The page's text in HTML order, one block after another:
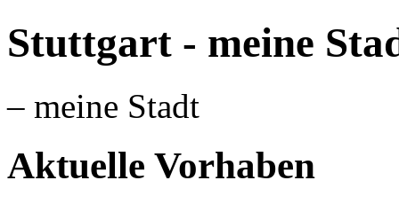
Stuttgart - meine
– meine Stadt
Aktuelle Vorhaben